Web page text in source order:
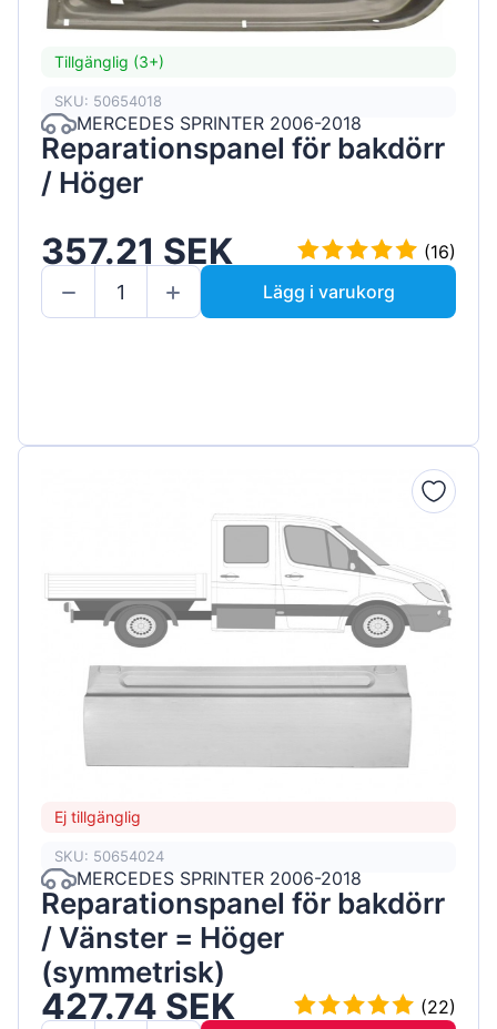
Tillgänglig (3+)
SKU: 50654018
MERCEDES SPRINTER 2006-2018
Reparationspanel för bakdörr
/ Höger
357.21 SEK
(16)
Lägg i varukorg
Ej tillgänglig
SKU: 50654024
MERCEDES SPRINTER 2006-2018
Reparationspanel för bakdörr
/ Vänster = Höger
(symmetrisk)
427.74 SEK
(22)